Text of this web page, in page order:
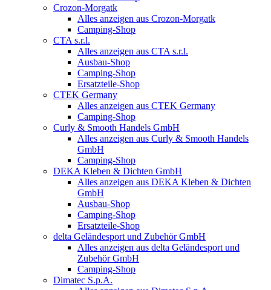
Crozon-Morgatk
Alles anzeigen aus Crozon-Morgatk
Camping-Shop
CTA s.r.l.
Alles anzeigen aus CTA s.r.l.
Ausbau-Shop
Camping-Shop
Ersatzteile-Shop
CTEK Germany
Alles anzeigen aus CTEK Germany
Camping-Shop
Curly & Smooth Handels GmbH
Alles anzeigen aus Curly & Smooth Handels
GmbH
Camping-Shop
DEKA Kleben & Dichten GmbH
Alles anzeigen aus DEKA Kleben & Dichten
GmbH
Ausbau-Shop
Camping-Shop
Ersatzteile-Shop
delta Geländesport und Zubehör GmbH
Alles anzeigen aus delta Geländesport und
Zubehör GmbH
Camping-Shop
Dimatec S.p.A.